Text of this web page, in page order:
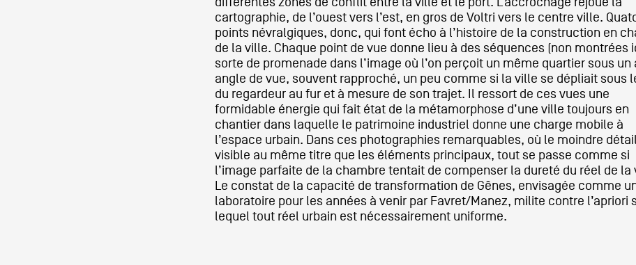
cartographie, de l’ouest vers l’est, en gros de Voltri vers le centre ville.
points névralgiques, donc, qui font écho à l’histoire de la construction en
de la ville. Chaque point de vue donne lieu à des séquences (non montrées
sorte de promenade dans l’image où l’on perçoit un même quartier sous un
angle de vue, souvent rapproché, un peu comme si la ville se dépliait sous
du regardeur au fur et à mesure de son trajet. Il ressort de ces vues une
formidable énergie qui fait état de la métamorphose d’une ville toujours en
chantier dans laquelle le patrimoine industriel donne une charge mobile à
l’espace urbain. Dans ces photographies remarquables, où le moindre
visible au même titre que les éléments principaux, tout se passe comme si
l’image parfaite de la chambre tentait de compenser la dureté du réel de la
Le constat de la capacité de transformation de Gênes, envisagée comme
laboratoire pour les années à venir par Favret/Manez, milite contre l’apriori
lequel tout réel urbain est nécessairement uniforme.